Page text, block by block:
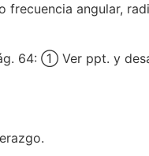
angular,
64: ① Ver ppt. y